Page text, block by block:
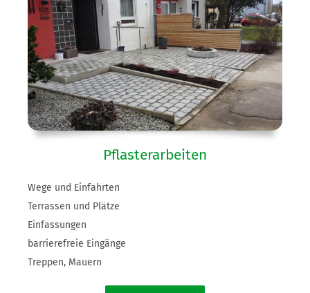
Pflasterarbeiten
Wege und Einfahrten
Terrassen und Plätze
Einfassungen
barrierefreie Eingänge
Treppen, Mauern